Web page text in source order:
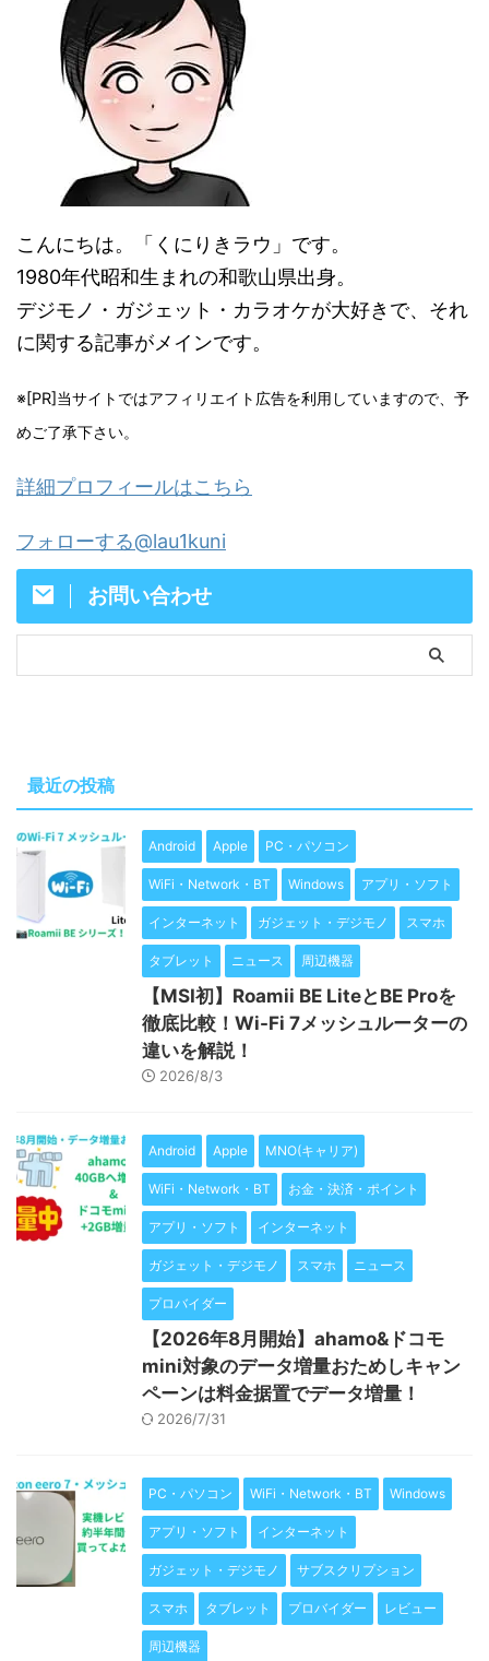
こんにちは。「くにりきラウ」です。
1980年代昭和生まれの和歌山県出身。
デジモノ・ガジェット・カラオケが大好きで、それ
に関する記事がメインです。
※[PR]当サイトではアフィリエイト広告を利用していますので、予
めご了承下さい。
詳細プロフィールはこちら
フォローする@lau1kuni
お問い合わせ
最近の投稿
Android Apple PC・パソコン
WiFi・Network・BT Windows アプリ・ソフト
インターネット ガジェット・デジモノ スマホ
タブレット ニュース 周辺機器
【MSI初】Roamii BE LiteとBE Proを
徹底比較！Wi-Fi 7メッシュルーターの
違いを解説！
2026/8/3
Android Apple MNO(キャリア)
WiFi・Network・BT お金・決済・ポイント
アプリ・ソフト インターネット
ガジェット・デジモノ スマホ ニュース
プロバイダー
【2026年8月開始】ahamo&ドコモ
mini対象のデータ増量おためしキャン
ペーンは料金据置でデータ増量！
2026/7/31
PC・パソコン WiFi・Network・BT Windows
アプリ・ソフト インターネット
ガジェット・デジモノ サブスクリプション
スマホ タブレット プロバイダー レビュー
周辺機器